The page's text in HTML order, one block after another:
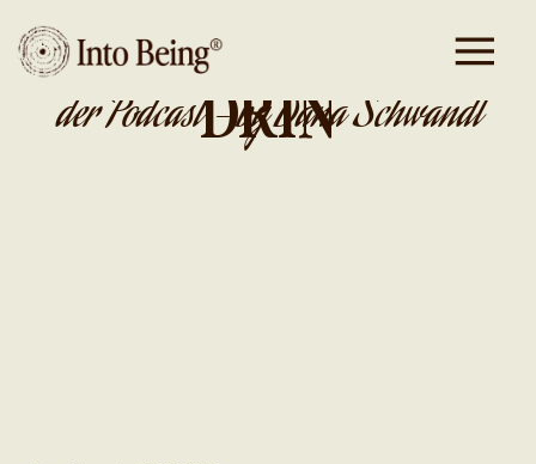
DA IST GOLD
DRIN
der Podcast - by Dana Schwandt